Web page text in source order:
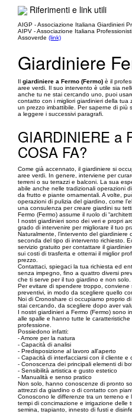
Riferimenti e link utili
AIGP - Associazione Italiana Giardinieri
AIPV - Associazione Italiana
Assoverde (link)
Giardiniere
Il giardiniere a Fermo (Fermo) è il
aree verdi. Il suo intervento è utile sia
anche tu ne stai cercando uno, puoi
contatto con i migliori giardinieri della
un prezzo imbattibile. Per saperne di più
a leggere i successivi paragrafi.
GIARDINIERE a
COSA FA?
Come già accennato, il giardiniere si
aree verdi. In genere, interviene per
terreni o su terrazzi e balconi. La sua
abile anche nelle tradizionali operazioni
da frutto e piante ornamentali. A volte,
operazioni di pulizia del giardino, come
una consulenza per creare giardini su
Fermo (Fermo) assume il ruolo di
I nostri giardinieri sono dei veri e propri
grado di intervenire per migliorare il tuo
Naturalmente, l’intervento del
seconda del tipo di intervento richiesto.
servizio gratuito per contattare il
sui costi di trasferta e otterrai il miglior
prezzo.
Contattaci, spiegaci la tua richiesta ed
senza impegno, fino a quattro diversi
che ti serve per il tuo giardino e non solo.
Per evitare di spendere troppo, conviene
preventivi, in modo da scegliere quello
Noi di Cronoshare ci occupiamo proprio
stai cercando, da scegliere dopo aver
I nostri giardinieri a Fermo (Fermo) sono
alle spalle e hanno tutte le
professione.
Possiedono infatti:
- Amore per la natura
- Capacità di analisi
- Predisposizione al lavoro all'aperto
- Capacità di interfacciarsi con il cliente e
- Conoscenza dei principali elementi di
- Sensibilità artistica e gusto estetico
- Manualità e senso pratico
Non solo, hanno conoscenze di pronto
attrezzi da giardino o di contatto con
Conoscono le differenze tra un terreno e
tempi di concimazione e irrigazione
semina, trapianto, innesto di fusti e